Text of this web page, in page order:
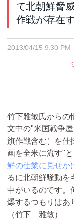
て北朝鮮脅
作戦が存在
2013/04/15 9:30 PM
竹下雅敏氏からの
文中の"米国戦争
旗作戦含む）を仕
画を全米に流す"
鮮の仕業に見せか
るに北朝鮮騒動を
中がいるのです。
爆するつもりはあ
（竹下 雅敏）